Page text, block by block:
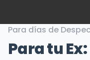
Para días de
Para tu Ex: